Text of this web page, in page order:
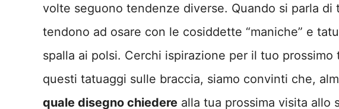
volte seguono tendenze diverse. Quando si parla
tendono ad osare con le cosiddette “maniche” e
spalla ai polsi. Cerchi ispirazione per il tuo
questi tatuaggi sulle braccia, siamo convinti che,
quale disegno chiedere alla tua prossima visita allo